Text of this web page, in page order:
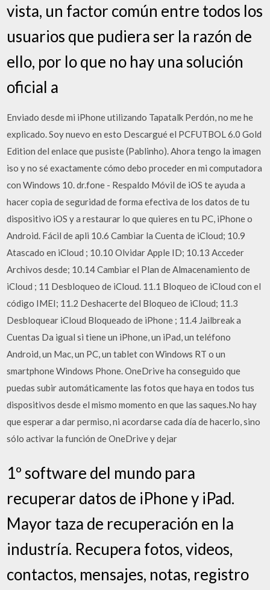
vista, un factor común entre todos los
usuarios que pudiera ser la razón de
ello, por lo que no hay una solución
oficial a
Enviado desde mi iPhone utilizando Tapatalk Perdón, no me he
explicado. Soy nuevo en esto Descargué el PCFUTBOL 6.0 Gold
Edition del enlace que pusiste (Pablinho). Ahora tengo la imagen
iso y no sé exactamente cómo debo proceder en mi computadora
con Windows 10. dr.fone - Respaldo Móvil de iOS te ayuda a
hacer copia de seguridad de forma efectiva de los datos de tu
dispositivo iOS y a restaurar lo que quieres en tu PC, iPhone o
Android. Fácil de apli 10.6 Cambiar la Cuenta de iCloud; 10.9
Atascado en iCloud ; 10.10 Olvidar Apple ID; 10.13 Acceder
Archivos desde; 10.14 Cambiar el Plan de Almacenamiento de
iCloud ; 11 Desbloqueo de iCloud. 11.1 Bloqueo de iCloud con el
código IMEI; 11.2 Deshacerte del Bloqueo de iCloud; 11.3
Desbloquear iCloud Bloqueado de iPhone ; 11.4 Jailbreak a
Cuentas Da igual si tiene un iPhone, un iPad, un teléfono
Android, un Mac, un PC, un tablet con Windows RT o un
smartphone Windows Phone. OneDrive ha conseguido que
puedas subir automáticamente las fotos que haya en todos tus
dispositivos desde el mismo momento en que las saques.No hay
que esperar a dar permiso, ni acordarse cada día de hacerlo, sino
sólo activar la función de OneDrive y dejar
1º software del mundo para
recuperar datos de iPhone y iPad.
Mayor taza de recuperación en la
industría. Recupera fotos, videos,
contactos, mensajes, notas, registro